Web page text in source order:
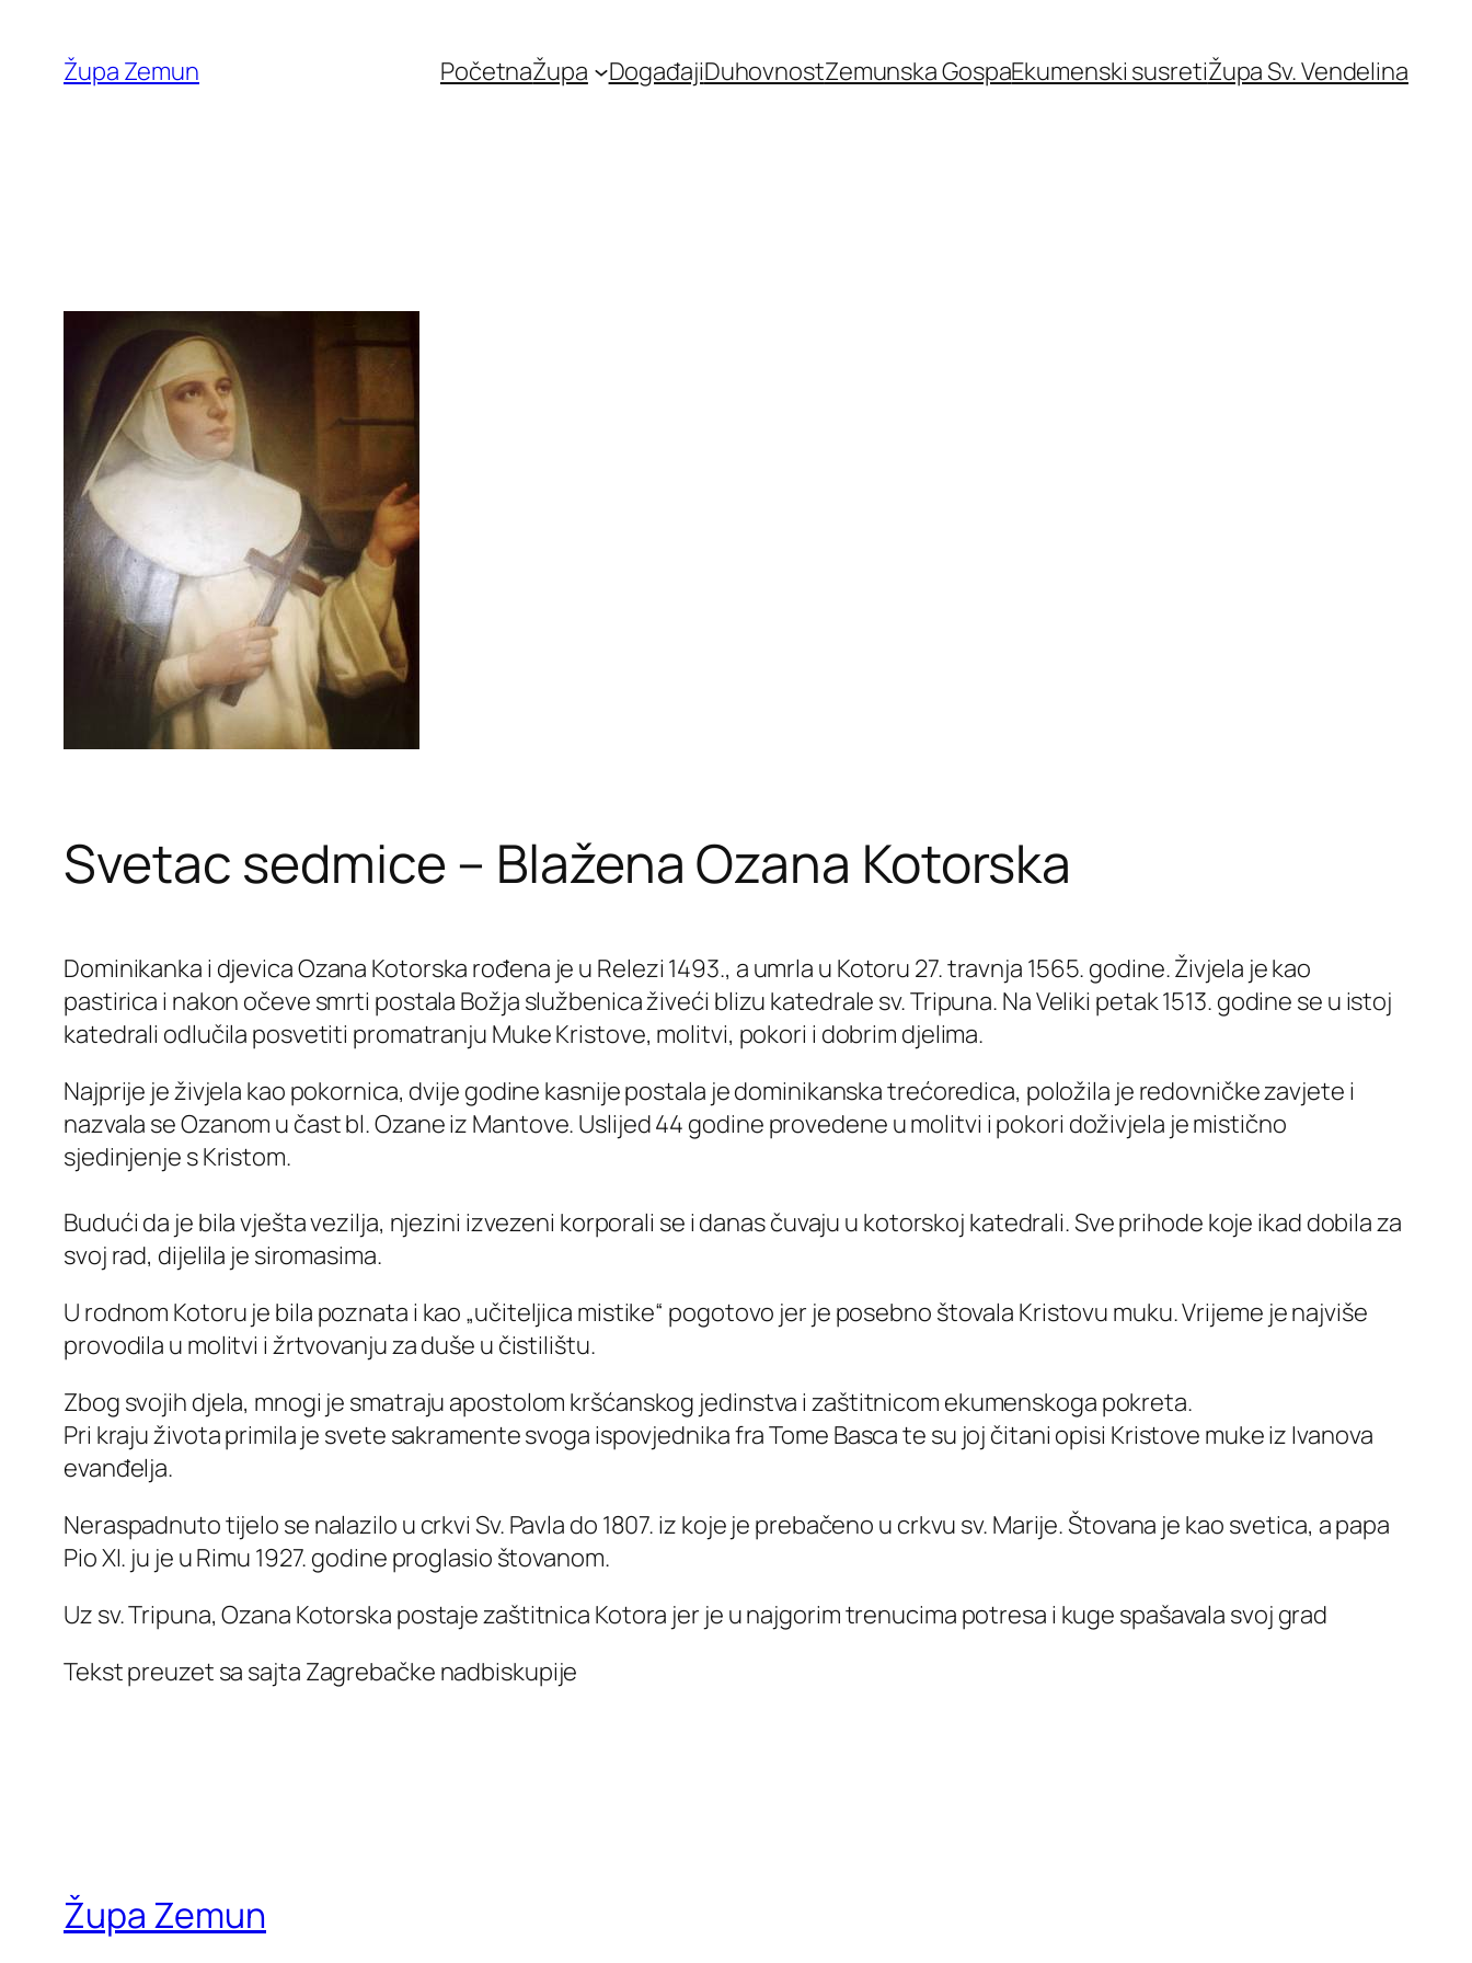
content
Župa Zemun PočetnaŽupa DogađajiDuhovnostZemunska GospaEkumenski susretiŽupa Sv. Vendelina
Svetac sedmice – Blažena Ozana Kotorska
Dominikanka i djevica Ozana Kotorska rođena je u Relezi 1493., a umrla u Kotoru 27. travnja 1565. godine. Živjela je kao
pastirica i nakon očeve smrti postala Božja službenica živeći blizu katedrale sv. Tripuna. Na Veliki petak 1513. godine se u istoj
katedrali odlučila posvetiti promatranju Muke Kristove, molitvi, pokori i dobrim djelima.
Najprije je živjela kao pokornica, dvije godine kasnije postala je dominikanska trećoredica, položila je redovničke zavjete i
nazvala se Ozanom u čast bl. Ozane iz Mantove. Uslijed 44 godine provedene u molitvi i pokori doživjela je mistično
sjedinjenje s Kristom.
Budući da je bila vješta vezilja, njezini izvezeni korporali se i danas čuvaju u kotorskoj katedrali. Sve prihode koje ikad dobila za
svoj rad, dijelila je siromasima.
U rodnom Kotoru je bila poznata i kao „učiteljica mistike“ pogotovo jer je posebno štovala Kristovu muku. Vrijeme je najviše
provodila u molitvi i žrtvovanju za duše u čistilištu.
Zbog svojih djela, mnogi je smatraju apostolom kršćanskog jedinstva i zaštitnicom ekumenskoga pokreta.
Pri kraju života primila je svete sakramente svoga ispovjednika fra Tome Basca te su joj čitani opisi Kristove muke iz Ivanova
evanđelja.
Neraspadnuto tijelo se nalazilo u crkvi Sv. Pavla do 1807. iz koje je prebačeno u crkvu sv. Marije. Štovana je kao svetica, a papa
Pio XI. ju je u Rimu 1927. godine proglasio štovanom.
Uz sv. Tripuna, Ozana Kotorska postaje zaštitnica Kotora jer je u najgorim trenucima potresa i kuge spašavala svoj grad
Tekst preuzet sa sajta Zagrebačke nadbiskupije
Župa Zemun